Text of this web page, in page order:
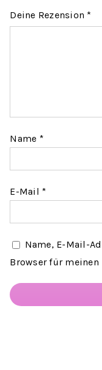
Deine Rezension *
Name *
E-Mail *
Name, E-Mail-
Browser für